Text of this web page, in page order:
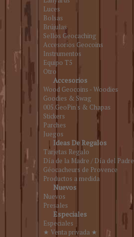
Luces
Bolsas
Brújulas
Sellos Geocaching
Accesorios Geocoins
Instrumentos
Equipo T5
Otro
Accesorios
Wood Geocoins - Woodies
Goodies & Swag
005.GeoPin's & Chapas
Stickers
Parches
Juegos
Ideas De Regalos
Tarjetas Regalo
Día de la Madre / Día del Padre
Géocacheurs de Provence
Productos a medida
Nuevos
Nuevos
Presales
Especiales
Especiales
★ Venta privada ★